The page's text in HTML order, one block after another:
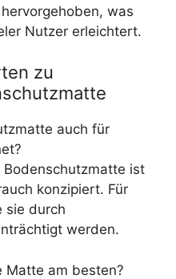
was
Nutzer erleichtert.
zu
auch für
Bodenschutzmatte ist
konzipiert. Für
sie durch
werden.
Matte am besten?